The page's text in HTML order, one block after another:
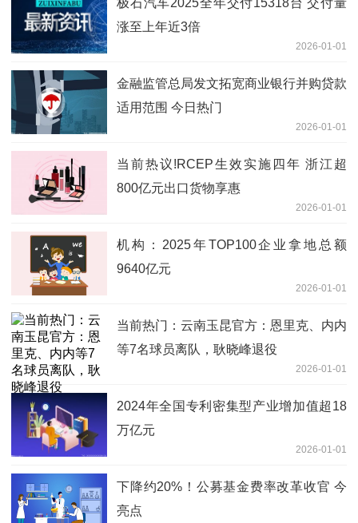
涨至上年近3倍
2026-01-01
金融监管总局发文拓宽商业银行并购贷款
适用范围 今日热门
2026-01-01
当前热议!RCEP生效实施四年 浙江超
800亿元出口货物享惠
2026-01-01
机构：2025年TOP100企业拿地总额
9640亿元
2026-01-01
当前热门：云南玉昆官方：恩里克、内内
等7名球员离队，耿晓峰退役
2026-01-01
2024年全国专利密集型产业增加值超18
万亿元
2026-01-01
下降约20%！公募基金费率改革收官 今
亮点